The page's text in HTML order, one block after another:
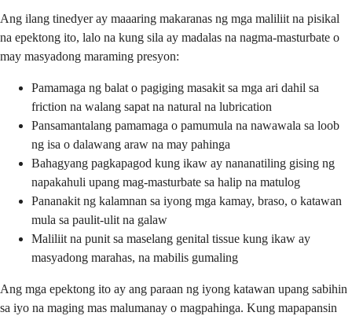
Ang ilang tinedyer ay maaaring makaranas ng mga maliliit na pisikal
na epektong ito, lalo na kung sila ay madalas na nagma-masturbate o
may masyadong maraming presyon:
Pamamaga ng balat o pagiging masakit sa mga ari dahil sa
friction na walang sapat na natural na lubrication
Pansamantalang pamamaga o pamumula na nawawala sa loob
ng isa o dalawang araw na may pahinga
Bahagyang pagkapagod kung ikaw ay nananatiling gising ng
napakahuli upang mag-masturbate sa halip na matulog
Pananakit ng kalamnan sa iyong mga kamay, braso, o katawan
mula sa paulit-ulit na galaw
Maliliit na punit sa maselang genital tissue kung ikaw ay
masyadong marahas, na mabilis gumaling
Ang mga epektong ito ay ang paraan ng iyong katawan upang sabihin
sa iyo na maging mas malumanay o magpahinga. Kung mapapansin